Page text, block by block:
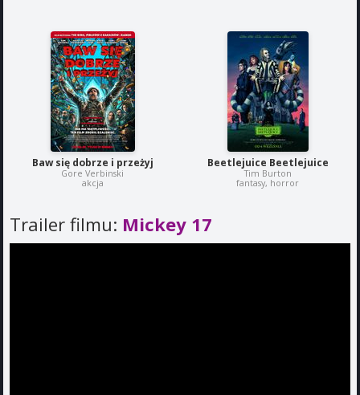
Baw się dobrze i przeżyj
Gore Verbinski
akcja
Beetlejuice Beetlejuice
Tim Burton
fantasy, horror
Trailer filmu: Mickey 17